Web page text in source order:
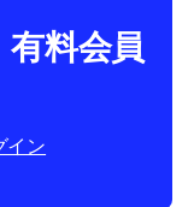
料会員
イン